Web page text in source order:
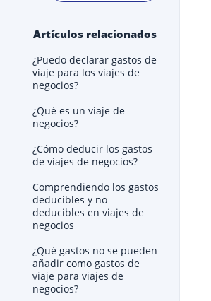
Artículos relacionados
¿Puedo declarar gastos de
viaje para los viajes de
negocios?
¿Qué es un viaje de
negocios?
¿Cómo deducir los gastos
de viajes de negocios?
Comprendiendo los gastos
deducibles y no
deducibles en viajes de
negocios
¿Qué gastos no se pueden
añadir como gastos de
viaje para viajes de
negocios?